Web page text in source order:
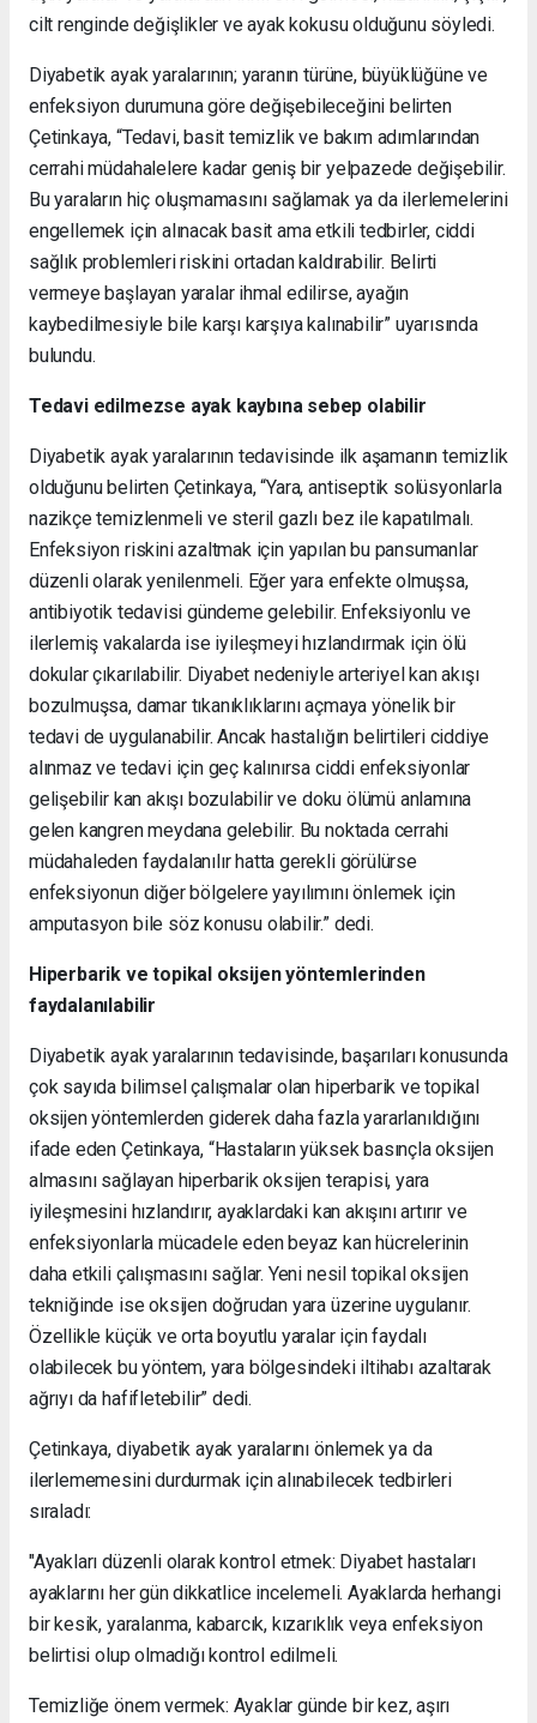
cilt renginde değişlikler ve ayak kokusu olduğunu söyledi.
Diyabetik ayak yaralarının; yaranın türüne, büyüklüğüne ve
enfeksiyon durumuna göre değişebileceğini belirten
Çetinkaya, “Tedavi, basit temizlik ve bakım adımlarından
cerrahi müdahalelere kadar geniş bir yelpazede değişebilir.
Bu yaraların hiç oluşmamasını sağlamak ya da ilerlemelerini
engellemek için alınacak basit ama etkili tedbirler, ciddi
sağlık problemleri riskini ortadan kaldırabilir. Belirti
vermeye başlayan yaralar ihmal edilirse, ayağın
kaybedilmesiyle bile karşı karşıya kalınabilir” uyarısında
bulundu.
Tedavi edilmezse ayak kaybına sebep olabilir
Diyabetik ayak yaralarının tedavisinde ilk aşamanın temizlik
olduğunu belirten Çetinkaya, “Yara, antiseptik solüsyonlarla
nazikçe temizlenmeli ve steril gazlı bez ile kapatılmalı.
Enfeksiyon riskini azaltmak için yapılan bu pansumanlar
düzenli olarak yenilenmeli. Eğer yara enfekte olmuşsa,
antibiyotik tedavisi gündeme gelebilir. Enfeksiyonlu ve
ilerlemiş vakalarda ise iyileşmeyi hızlandırmak için ölü
dokular çıkarılabilir. Diyabet nedeniyle arteriyel kan akışı
bozulmuşsa, damar tıkanıklıklarını açmaya yönelik bir
tedavi de uygulanabilir. Ancak hastalığın belirtileri ciddiye
alınmaz ve tedavi için geç kalınırsa ciddi enfeksiyonlar
gelişebilir kan akışı bozulabilir ve doku ölümü anlamına
gelen kangren meydana gelebilir. Bu noktada cerrahi
müdahaleden faydalanılır hatta gerekli görülürse
enfeksiyonun diğer bölgelere yayılımını önlemek için
amputasyon bile söz konusu olabilir.” dedi.
Hiperbarik ve topikal oksijen yöntemlerinden
faydalanılabilir
Diyabetik ayak yaralarının tedavisinde, başarıları konusunda
çok sayıda bilimsel çalışmalar olan hiperbarik ve topikal
oksijen yöntemlerden giderek daha fazla yararlanıldığını
ifade eden Çetinkaya, “Hastaların yüksek basınçla oksijen
almasını sağlayan hiperbarik oksijen terapisi, yara
iyileşmesini hızlandırır, ayaklardaki kan akışını artırır ve
enfeksiyonlarla mücadele eden beyaz kan hücrelerinin
daha etkili çalışmasını sağlar. Yeni nesil topikal oksijen
tekniğinde ise oksijen doğrudan yara üzerine uygulanır.
Özellikle küçük ve orta boyutlu yaralar için faydalı
olabilecek bu yöntem, yara bölgesindeki iltihabı azaltarak
ağrıyı da hafifletebilir” dedi.
Çetinkaya, diyabetik ayak yaralarını önlemek ya da
ilerlememesini durdurmak için alınabilecek tedbirleri
sıraladı:
"Ayakları düzenli olarak kontrol etmek: Diyabet hastaları
ayaklarını her gün dikkatlice incelemeli. Ayaklarda herhangi
bir kesik, yaralanma, kabarcık, kızarıklık veya enfeksiyon
belirtisi olup olmadığı kontrol edilmeli.
Temizliğe önem vermek: Ayaklar günde bir kez, aşırı